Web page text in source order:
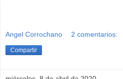
Angel Corrochano 2 comentarios:
Compartir